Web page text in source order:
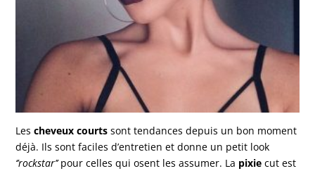
Lescheveux courts sont tendances depuis un bon moment
déjà. Ils sont faciles d’entretien et donne un petit look
‘’rockstar’’pour celles qui osent les assumer. La pixie cut est